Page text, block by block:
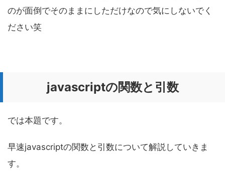
のが面倒でそのままにしただけなので気にしないでく
ださい笑
javascriptの関数と引数
では本題です。
早速javascriptの関数と引数について解説していきま
す。